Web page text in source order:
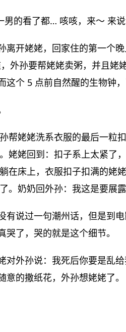
的看了都… 咳咳，来～ 来说
离开姥姥，回家住的第一个
外孙要帮姥姥卖粥，并且姥
个 5 点前自然醒的生物钟，
帮姥姥洗系衣服的最后一粒
姥姥回到：扣子系上太紧了，
在床上，衣服扣子扣满的姥
。奶奶回外孙：我这是要展露
有说过一句潮州话，但是到
了，哭的就是这个细节。
对外孙说：我死后你要是乱
的撒纸花，外孙想姥姥了。